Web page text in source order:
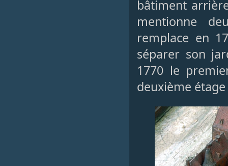
bâtiment
mentionne
remplace en
séparer son
1770 le
deuxième